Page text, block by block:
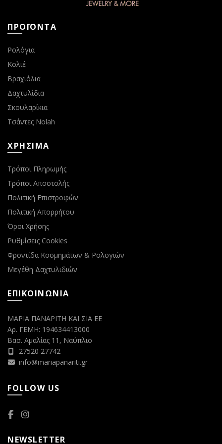
ΠΡΟΪΟΝΤΑ
Ρολόγια
Κολιέ
Βραχιόλια
Δαχτυλίδια
Σκουλαρίκια
Τσάντες Nolah
ΧΡΗΣΙΜΑ
Τρόποι Πληρωμής
Τρόποι Αποστολής
Πολιτική Επιστροφών
Πολιτική Απορρήτου
Όροι Χρήσης
Ρυθμίσεις Cookies
Φροντίδα Κοσμημάτων & Ρολογιών
Μεγέθη Δαχτυλιδιών
ΕΠΙΚΟΙΝΩΝΙΑ
ΜΑΡΙΑ ΠΑΝΑΡΙΤΗ ΚΑΙ ΣΙΑ ΕΕ
Αρ. ΓΕΜΗ: 194634413000
Βασ. Αμαλίας 11, Ναύπλιο
27520 27742
info@mariapanariti.gr
FOLLOW US
NEWSLETTER